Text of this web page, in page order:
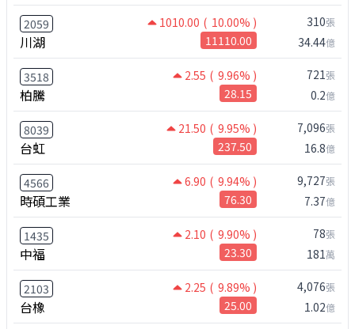
2059 1010.00 ( 10.00% )
川湖 11110.00
310張
34.44億
3518 2.55 ( 9.96% )
柏騰 28.15
721張
0.2億
8039 21.50 ( 9.95% )
台虹 237.50
7,096張
16.8億
4566 6.90 ( 9.94% )
時碩工業 76.30
9,727張
7.37億
1435 2.10 ( 9.90% )
中福 23.30
78張
181萬
2103 2.25 ( 9.89% )
台橡 25.00
4,076張
1.02億